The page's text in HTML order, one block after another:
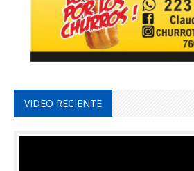
VIDEO RECIENTE